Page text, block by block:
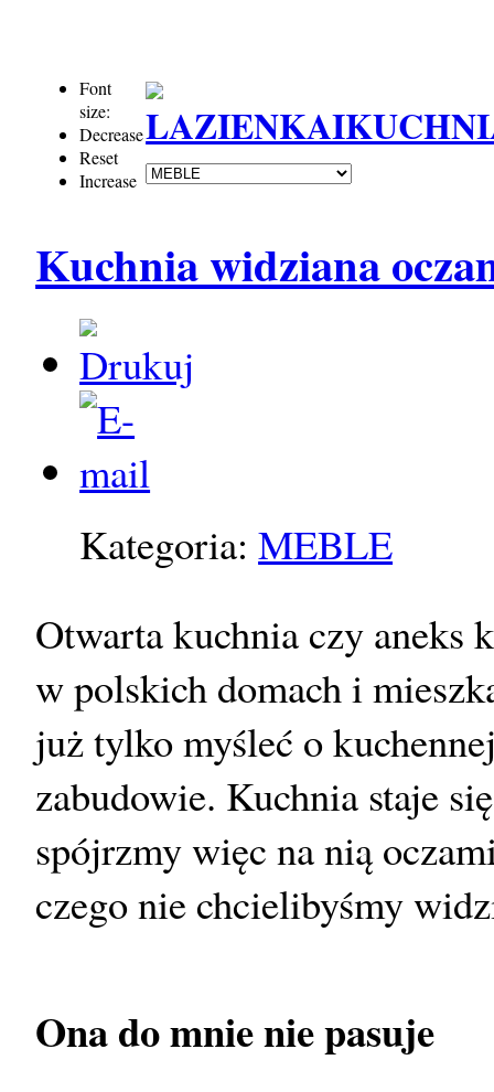
Font
size:
Decrease
Reset
Increase
Kuchnia widziana
Kategoria:MEBLE
Otwarta kuchnia czy aneks
w polskich domach i
już tylko myśleć o
zabudowie. Kuchnia staje
spójrzmy więc na nią
czego nie chcielibyśmy
Ona do mnie nie pasuje